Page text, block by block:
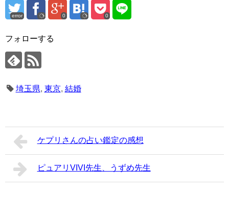
error 0 0
フォローする
埼玉県, 東京, 結婚
ケプリさんの占い鑑定の感想
ピュアリVIVI先生、うずめ先生